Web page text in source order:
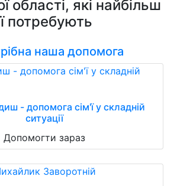
області, які найбільш
потребують
наша допомога
- допомога сім'ї у складній
ситуації
Допомогти зараз